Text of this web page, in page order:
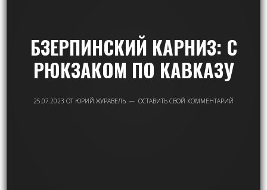
БЗЕРПИНСКИЙ КАРНИЗ: С
РЮКЗАКОМ ПО КАВКАЗУ
25.07.2023 ОТ ЮРИЙ ЖУРАВЕЛЬ ОСТАВИТЬ СВОЙ КОММЕНТАРИЙ